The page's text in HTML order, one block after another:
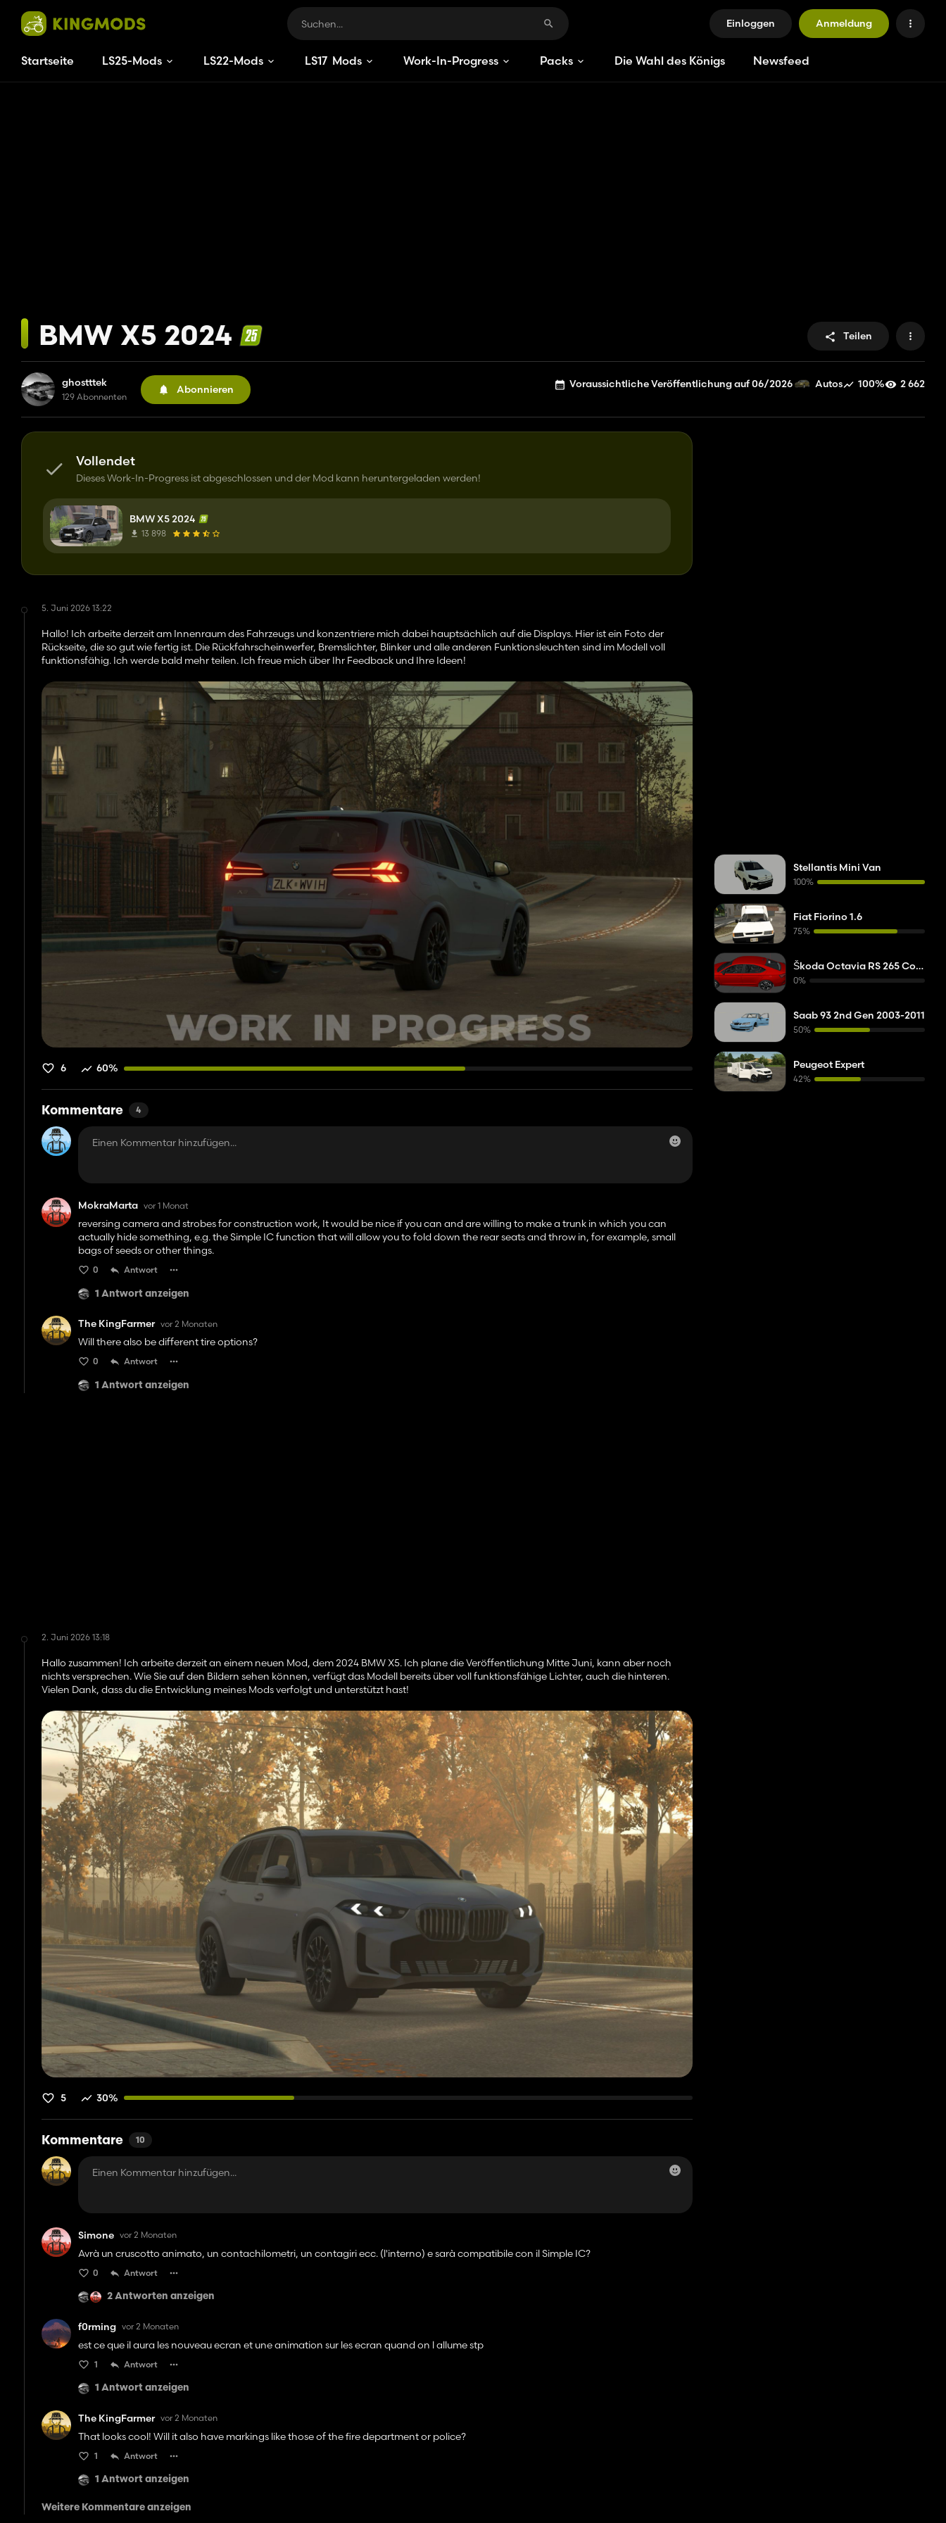
Einloggen Anmeldung
Startseite LS25-Mods LS22-Mods LS17 Mods Work-In-Progress Packs Die Wahl des Königs Newsfeed
BMW X5 2024 Teilen
ghostttek
129 Abonnenten
Abonnieren Voraussichtliche Veröffentlichung auf 06/2026 Autos 100% 2 662
Vollendet
Dieses Work-In-Progress ist abgeschlossen und der Mod kann heruntergeladen werden!
BMW X5 2024
13 898
5. Juni 2026 13:22
Hallo! Ich arbeite derzeit am Innenraum des Fahrzeugs und konzentriere mich dabei hauptsächlich auf die Displays. Hier ist ein Foto der
Rückseite, die so gut wie fertig ist. Die Rückfahrscheinwerfer, Bremslichter, Blinker und alle anderen Funktionsleuchten sind im Modell voll
funktionsfähig. Ich werde bald mehr teilen. Ich freue mich über Ihr Feedback und Ihre Ideen!
6 60%
Kommentare 4
MokraMarta vor 1 Monat
reversing camera and strobes for construction work, It would be nice if you can and are willing to make a trunk in which you can
actually hide something, e.g. the Simple IC function that will allow you to fold down the rear seats and throw in, for example, small
bags of seeds or other things.
0 Antwort
1 Antwort anzeigen
The KingFarmer vor 2 Monaten
Will there also be different tire options?
0 Antwort
1 Antwort anzeigen
2. Juni 2026 13:18
Hallo zusammen! Ich arbeite derzeit an einem neuen Mod, dem 2024 BMW X5. Ich plane die Veröffentlichung Mitte Juni, kann aber noch
nichts versprechen. Wie Sie auf den Bildern sehen können, verfügt das Modell bereits über voll funktionsfähige Lichter, auch die hinteren.
Vielen Dank, dass du die Entwicklung meines Mods verfolgt und unterstützt hast!
5 30%
Kommentare 10
Simone vor 2 Monaten
Avrà un cruscotto animato, un contachilometri, un contagiri ecc. (l'interno) e sarà compatibile con il Simple IC?
0 Antwort
2 Antworten anzeigen
f0rming vor 2 Monaten
est ce que il aura les nouveau ecran et une animation sur les ecran quand on l allume stp
1 Antwort
1 Antwort anzeigen
The KingFarmer vor 2 Monaten
That looks cool! Will it also have markings like those of the fire department or police?
1 Antwort
1 Antwort anzeigen
Weitere Kommentare anzeigen
Stellantis Mini Van
100%
Fiat Fiorino 1.6
75%
Škoda Octavia RS 265 Coupe 2025
0%
Saab 93 2nd Gen 2003-2011
50%
Peugeot Expert
42%